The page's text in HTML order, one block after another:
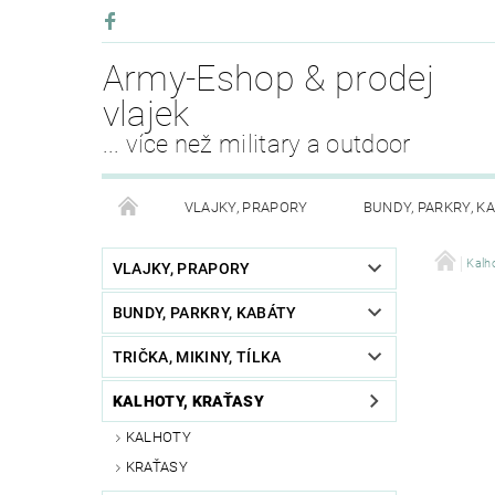
Army-Eshop & prodej
vlajek
... více než military a outdoor
VLAJKY, PRAPORY BUNDY, PARKRY,
KALHOTY, SUKNĚ PLÁŠTĚNKY, ODĚVY DO
OPASKY, PÁSKY, ŠLE
PURE TRASH OBLEČENÍ BOTY, OBUV
AKCE MĚSÍCE
VLAJKY, PRAPORY
BUNDY, PARKRY, KABÁTY
TRIČKA, MIKINY, TÍLKA
KALHOTY, KRAŤASY
KALHOTY
KRAŤASY